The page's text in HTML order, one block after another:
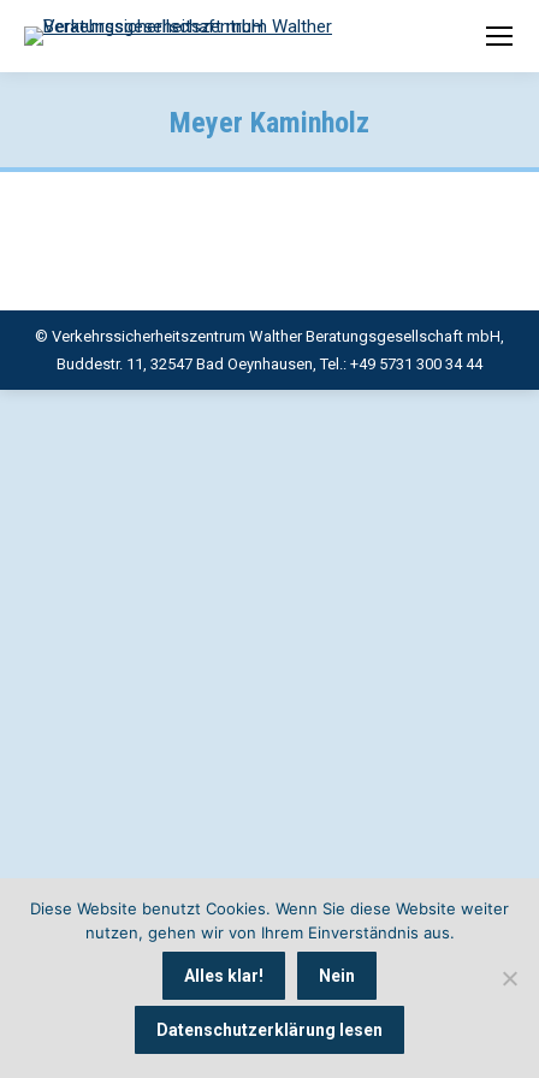
Meyer Kaminholz
© Verkehrssicherheitszentrum Walther Beratungsgesellschaft mbH,
Buddestr. 11, 32547 Bad Oeynhausen, Tel.: +49 5731 300 34 44
Diese Website benutzt Cookies. Wenn Sie diese Website weiter
nutzen, gehen wir von Ihrem Einverständnis aus.
Alles klar! Nein
Datenschutzerklärung lesen